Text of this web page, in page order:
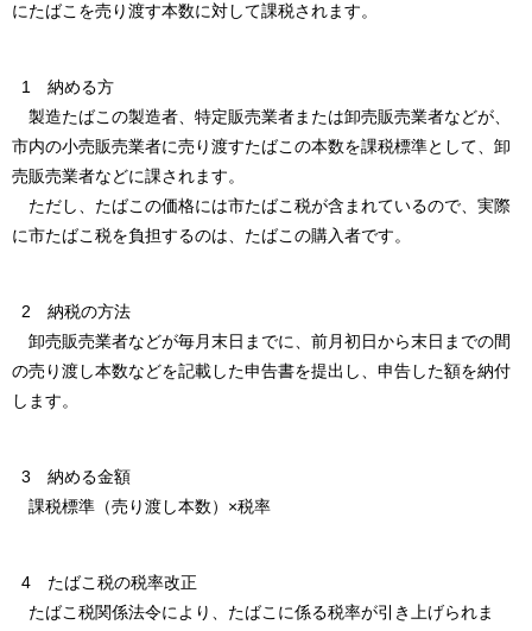
にたばこを売り渡す本数に対して課税されます。
1 納める方
製造たばこの製造者、特定販売業者または卸売販売業者などが、
市内の小売販売業者に売り渡すたばこの本数を課税標準として、卸
売販売業者などに課されます。
ただし、たばこの価格には市たばこ税が含まれているので、実際
に市たばこ税を負担するのは、たばこの購入者です。
2 納税の方法
卸売販売業者などが毎月末日までに、前月初日から末日までの間
の売り渡し本数などを記載した申告書を提出し、申告した額を納付
します。
3 納める金額
課税標準（売り渡し本数）×税率
4 たばこ税の税率改正
たばこ税関係法令により、たばこに係る税率が引き上げられま